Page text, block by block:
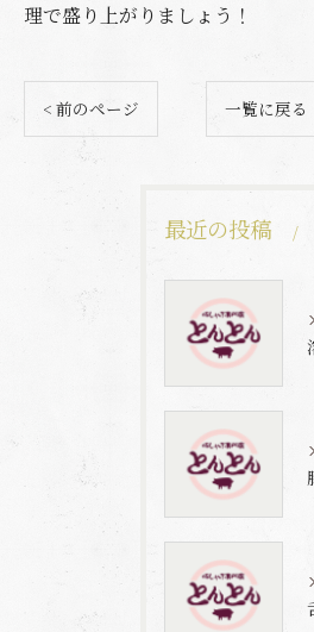
理で盛り上がりましょう！
< 前のページ 一覧に戻る
最近の投稿